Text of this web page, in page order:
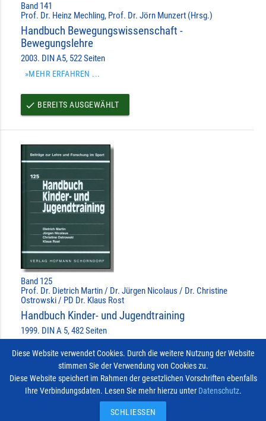
Band 141
Prof. Dr. Heinz Mechling, Prof. Dr. Jörn Munzert (Hrsg.)
Handbuch Bewegungswissenschaft -
Bewegungslehre
2003. DIN A5, 522 Seiten
»MEHR ERFAHREN ...
done BEREITS AUSGEWÄHLT
Band 125
Prof. Dr. Dietrich Martin / Dr. Jürgen Nicolaus / Dr. Christine
Ostrowski / PD Dr. Klaus Rost
Handbuch Kinder- und Jugendtraining
1999. DIN A 5, 482 Seiten
doneBEREITS AUSGEWÄHLT
Vertrag widerrufen © 2026
Diese Website verwendet Cookies. Durch die weitere Nutzung der Website
stimmen Sie der Verwendung von Cookies zu.
Diese Website speichert im Rahmen der gesetzlichen Vorschriften ebenfalls
Ihre Verbindungsdaten. Lesen Sie mehr hierzu unter Datenschutz.
SCHLIESSEN